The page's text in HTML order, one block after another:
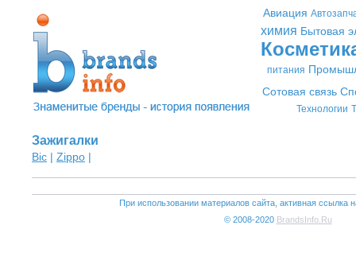
Авиация
химия Бытовая
питания
Сотовая связь
Технологии
Зажигалки
Bic | Zippo |
При использовании материалов сайта, активная ссылка
© 2008-2020 BrandsInfo.Ru